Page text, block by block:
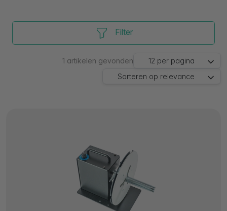
Filter
1 artikelen gevonden 12 per pagina
Sorteren op relevance